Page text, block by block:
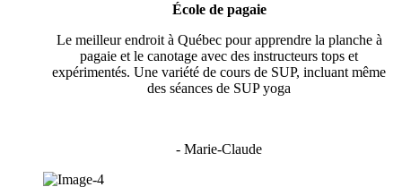
École de pagaie
Le meilleur endroit à Québec pour apprendre la planche à
pagaie et le canotage avec des instructeurs tops et
expérimentés. Une variété de cours de SUP, incluant même
des séances de SUP yoga
- Marie-Claude